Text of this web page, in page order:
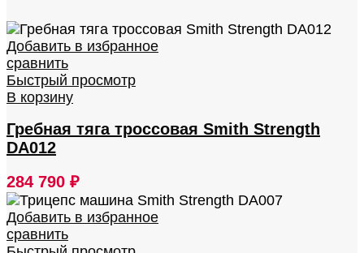
Добавить в избранное
сравнить
Быстрый просмотр
В корзину
Гребная тяга троссовая Smith Strength
DA012
284 790 ₽
Добавить в избранное
сравнить